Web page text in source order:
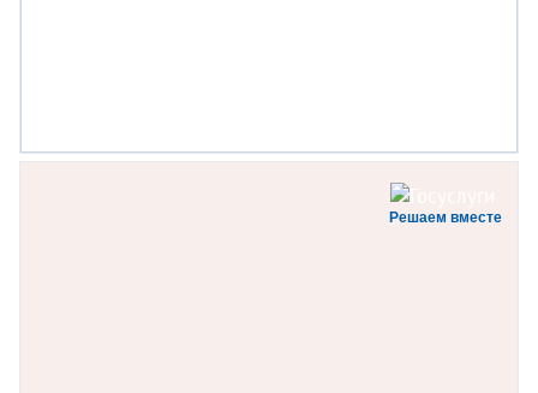
Решаем вместе